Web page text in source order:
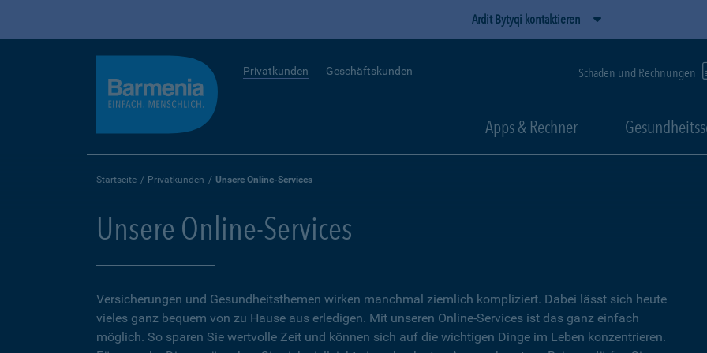
Ardit Bytyqi kontaktieren
Privatkunden Geschäftskunden Schäden und Rechnungen
Apps & Rechner
Startseite Privatkunden Unsere Online-Services
Unsere Online-Services
Versicherungen und Gesundheitsthemen wirken manchmal ziemlich kompliziert. Dabei lässt sich heute
vieles ganz bequem von zu Hause aus erledigen. Mit unseren Online-Services ist das ganz einfach
möglich. So sparen Sie wertvolle Zeit und können sich auf die wichtigen Dinge im Leben konzentrieren.